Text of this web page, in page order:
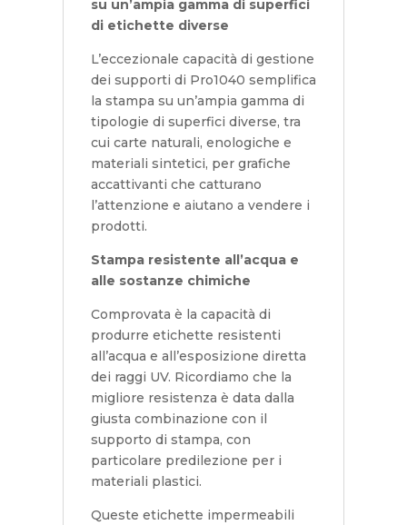
su un’ampia gamma di superfici
di etichette diverse
L’eccezionale capacità di gestione
dei supporti di Pro1040 semplifica
la stampa su un’ampia gamma di
tipologie di superfici diverse, tra
cui carte naturali, enologiche e
materiali sintetici, per grafiche
accattivanti che catturano
l’attenzione e aiutano a vendere i
prodotti.
Stampa resistente all’acqua e
alle sostanze chimiche
Comprovata è la capacità di
produrre etichette resistenti
all’acqua e all’esposizione diretta
dei raggi UV. Ricordiamo che la
migliore resistenza è data dalla
giusta combinazione con il
supporto di stampa, con
particolare predilezione per i
materiali plastici.
Queste etichette impermeabili